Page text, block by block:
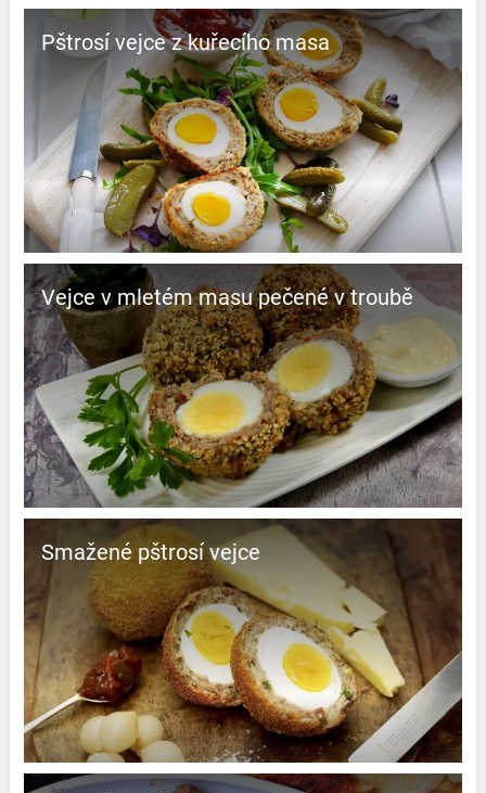
Pštrosí vejce z kuřecího masa
Vejce v mletém masu pečené v troubě
Smažené pštrosí vejce